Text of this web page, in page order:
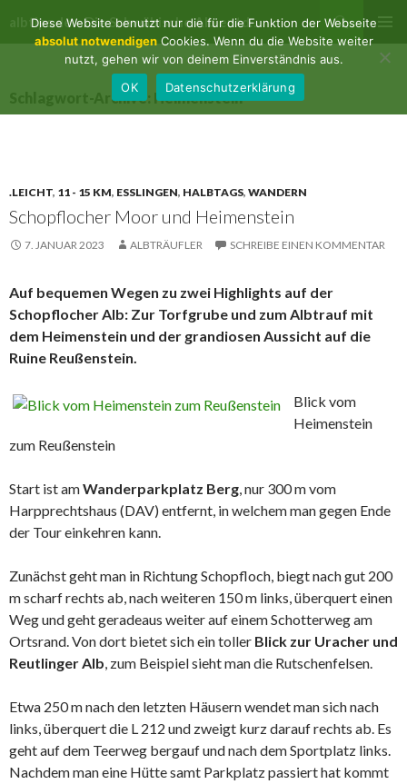
albtips.de – Die Schwäbische Alb entdecken
MENÜ
ZUM
Schlagwort-Archive: Heimenstein
.LEICHT, 11 - 15 KM, ESSLINGEN, HALBTAGS, WANDERN
Schopflocher Moor und Heimenstein
7. JANUAR 2023 ALBTRÄUFLER SCHREIBE EINEN KOMMENTAR
Auf bequemen Wegen zu zwei Highlights auf der
Schopflocher Alb: Zur Torfgrube und zum Albtrauf mit
dem Heimenstein und der grandiosen Aussicht auf die
Ruine Reußenstein.
Blick vom
Heimenstein
zum Reußenstein
Start ist amWanderparkplatz Berg, nur 300 m vom
Harpprechtshaus (DAV) entfernt, in welchem man gegen Ende
der Tour einkehren kann.
Zunächst geht man in Richtung Schopfloch, biegt nach gut 200
m scharf rechts ab, nach weiteren 150 m links, überquert einen
Weg und geht geradeaus weiter auf einem Schotterweg am
Ortsrand. Von dort bietet sich ein toller Blick zur Uracher und
Reutlinger Alb, zum Beispiel sieht man die Rutschenfelsen.
Etwa 250 m nach den letzten Häusern wendet man sich nach
links, überquert die L 212 und zweigt kurz darauf rechts ab. Es
geht auf dem Teerweg bergauf und nach dem Sportplatz links.
Nachdem man eine Hütte samt Parkplatz passiert hat kommt
Diese Website benutzt nur die für die Funktion der Webseite
absolut notwendigenCookies. Wenn du die Website weiter
nutzt, gehen wir von deinem Einverständnis aus.
OK
Datenschutzerklärung